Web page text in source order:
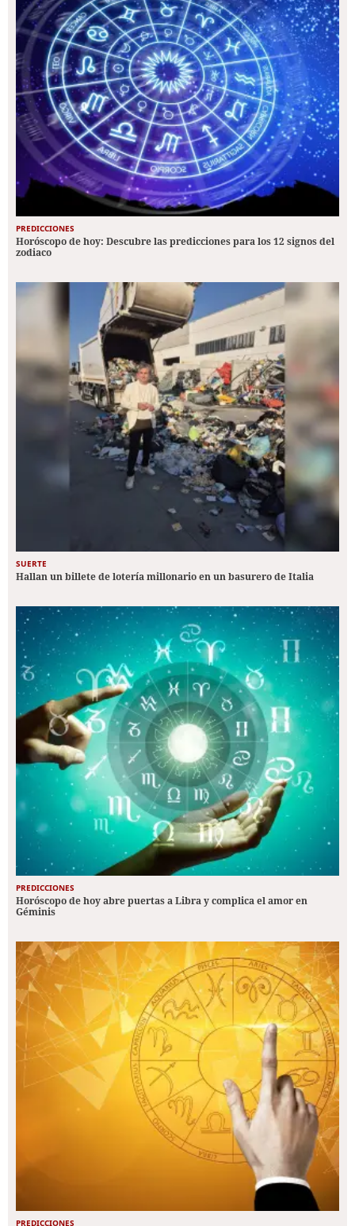
PREDICCIONES
Horóscopo de hoy: Descubre las predicciones para los 12 signos del
zodiaco
SUERTE
Hallan un billete de lotería millonario en un basurero de Italia
PREDICCIONES
Horóscopo de hoy abre puertas a Libra y complica el amor en
Géminis
PREDICCIONES